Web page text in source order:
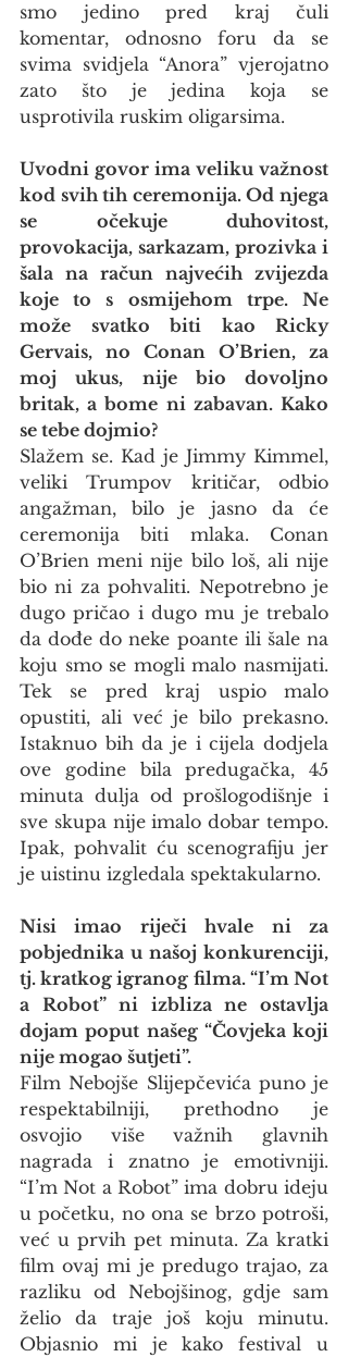
smo jedino pred kraj čuli
komentar, odnosno foru da se
svima svidjela “Anora” vjerojatno
zato što je jedina koja se
usprotivila ruskim oligarsima.
Uvodni govor ima veliku važnost
kod svih tih ceremonija. Od njega
se očekuje duhovitost,
provokacija, sarkazam, prozivka i
šala na račun najvećih zvijezda
koje to s osmijehom trpe. Ne
može svatko biti kao Ricky
Gervais, no Conan O’Brien, za
moj ukus, nije bio dovoljno
britak, a bome ni zabavan. Kako
se tebe dojmio?
Slažem se. Kad je Jimmy Kimmel,
veliki Trumpov kritičar, odbio
angažman, bilo je jasno da će
ceremonija biti mlaka. Conan
O’Brien meni nije bilo loš, ali nije
bio ni za pohvaliti. Nepotrebno je
dugo pričao i dugo mu je trebalo
da dođe do neke poante ili šale na
koju smo se mogli malo nasmijati.
Tek se pred kraj uspio malo
opustiti, ali već je bilo prekasno.
Istaknuo bih da je i cijela dodjela
ove godine bila predugačka, 45
minuta dulja od prošlogodišnje i
sve skupa nije imalo dobar tempo.
Ipak, pohvalit ću scenografiju jer
je uistinu izgledala spektakularno.
Nisi imao riječi hvale ni za
pobjednika u našoj konkurenciji,
tj. kratkog igranog filma. “I’m Not
a Robot” ni izbliza ne ostavlja
dojam poput našeg “Čovjeka koji
nije mogao šutjeti”.
Film Nebojše Slijepčevića puno je
respektabilniji, prethodno je
osvojio više važnih glavnih
nagrada i znatno je emotivniji.
“I’m Not a Robot” ima dobru ideju
u početku, no ona se brzo potroši,
već u prvih pet minuta. Za kratki
film ovaj mi je predugo trajao, za
razliku od Nebojšinog, gdje sam
želio da traje još koju minutu.
Objasnio mi je kako festival u